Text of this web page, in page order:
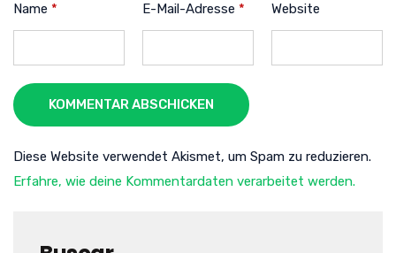
Name * E-Mail-Adresse * Website
KOMMENTAR ABSCHICKEN
Diese Website verwendet Akismet, um Spam zu reduzieren.
Erfahre, wie deine Kommentardaten verarbeitet werden.